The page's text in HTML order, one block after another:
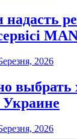
надасть
2026
выбрать
Украине
2026